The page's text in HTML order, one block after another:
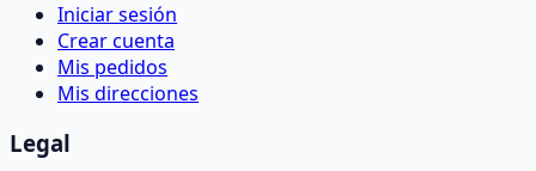
Iniciar sesión
Crear cuenta
Mis pedidos
Mis direcciones
Legal